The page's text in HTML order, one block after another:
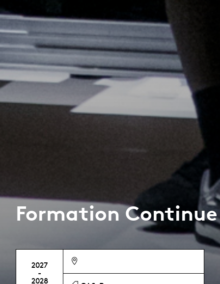
Formation Continue
2027
-
2028